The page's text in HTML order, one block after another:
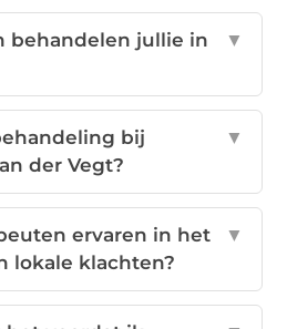
behandelen jullie in
▼
bij
der Vegt?
▼
ervaren in het
lokale klachten?
▼